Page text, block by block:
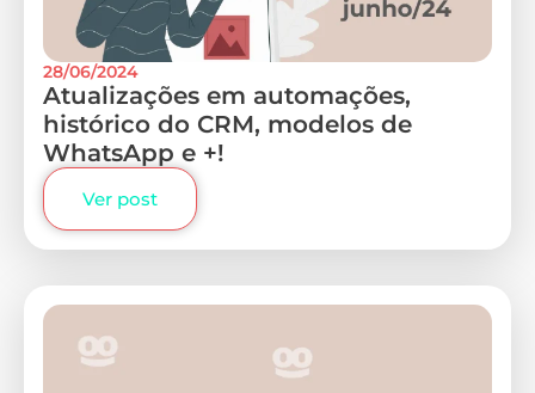
28/06/2024
Atualizações em automações,
histórico do CRM, modelos de
WhatsApp e +!
Ver post